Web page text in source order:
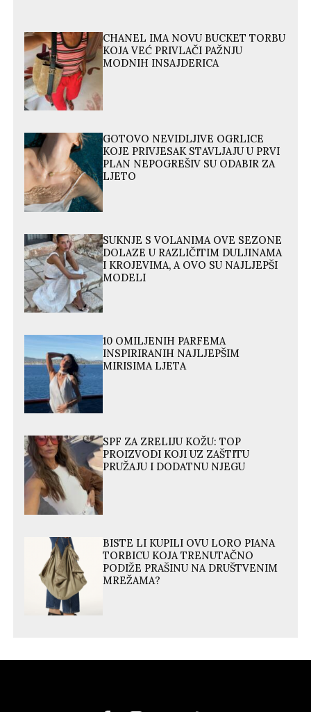
CHANEL IMA NOVU BUCKET TORBU
KOJA VEĆ PRIVLAČI PAŽNJU
MODNIH INSAJDERICA
GOTOVO NEVIDLJIVE OGRLICE
KOJE PRIVJESAK STAVLJAJU U PRVI
PLAN NEPOGREŠIV SU ODABIR ZA
LJETO
SUKNJE S VOLANIMA OVE SEZONE
DOLAZE U RAZLIČITIM DULJINAMA
I KROJEVIMA, A OVO SU NAJLJEPŠI
MODELI
10 OMILJENIH PARFEMA
INSPIRIRANIH NAJLJEPŠIM
MIRISIMA LJETA
SPF ZA ZRELIJU KOŽU: TOP
PROIZVODI KOJI UZ ZAŠTITU
PRUŽAJU I DODATNU NJEGU
BISTE LI KUPILI OVU LORO PIANA
TORBICU KOJA TRENUTAČNO
PODIŽE PRAŠINU NA DRUŠTVENIM
MREŽAMA?